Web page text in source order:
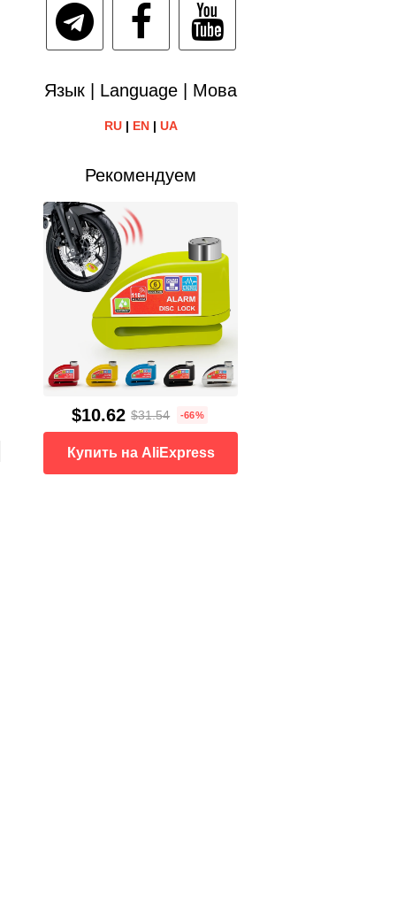
Язык | Language | Мова
RU| EN| UA
Рекомендуем
$10.62 $31.54 -66%
Купить на AliExpress